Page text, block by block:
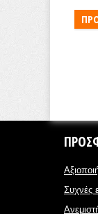
Συχνές